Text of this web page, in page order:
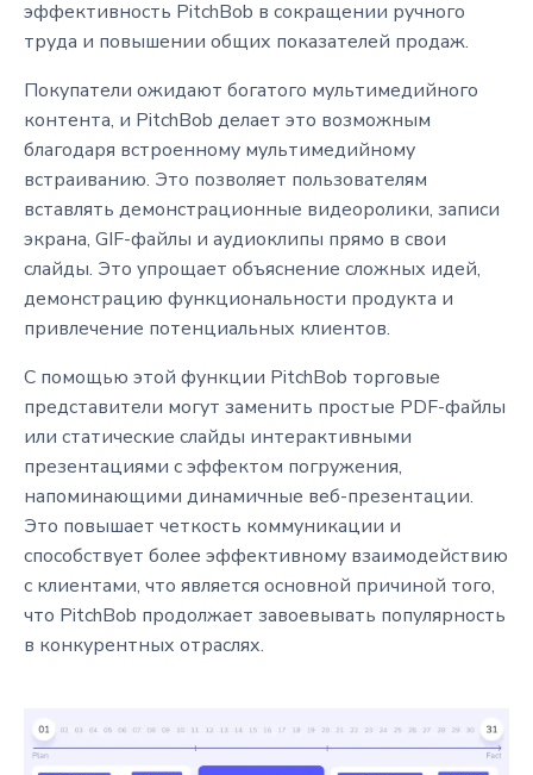
эффективность PitchBob в сокращении ручного
труда и повышении общих показателей продаж.
Покупатели ожидают богатого мультимедийного
контента, и PitchBob делает это возможным
благодаря встроенному мультимедийному
встраиванию. Это позволяет пользователям
вставлять демонстрационные видеоролики, записи
экрана, GIF-файлы и аудиоклипы прямо в свои
слайды. Это упрощает объяснение сложных идей,
демонстрацию функциональности продукта и
привлечение потенциальных клиентов.
С помощью этой функции PitchBob торговые
представители могут заменить простые PDF-файлы
или статические слайды интерактивными
презентациями с эффектом погружения,
напоминающими динамичные веб-презентации.
Это повышает четкость коммуникации и
способствует более эффективному взаимодействию
с клиентами, что является основной причиной того,
что PitchBob продолжает завоевывать популярность
в конкурентных отраслях.